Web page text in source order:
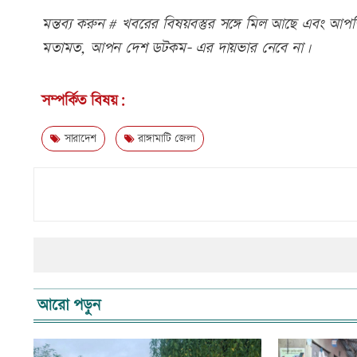
মন্তব্য করুন # খবরের বিষয়বস্তুর সঙ্গে মিল আছে এবং
মতামত, আপন দেশ ডটকম- এর দায়ভার নেবে না।
সম্পর্কিত বিষয়:
সারাদেশ রাঙ্গামাটি জেলা
আরো পড়ুন